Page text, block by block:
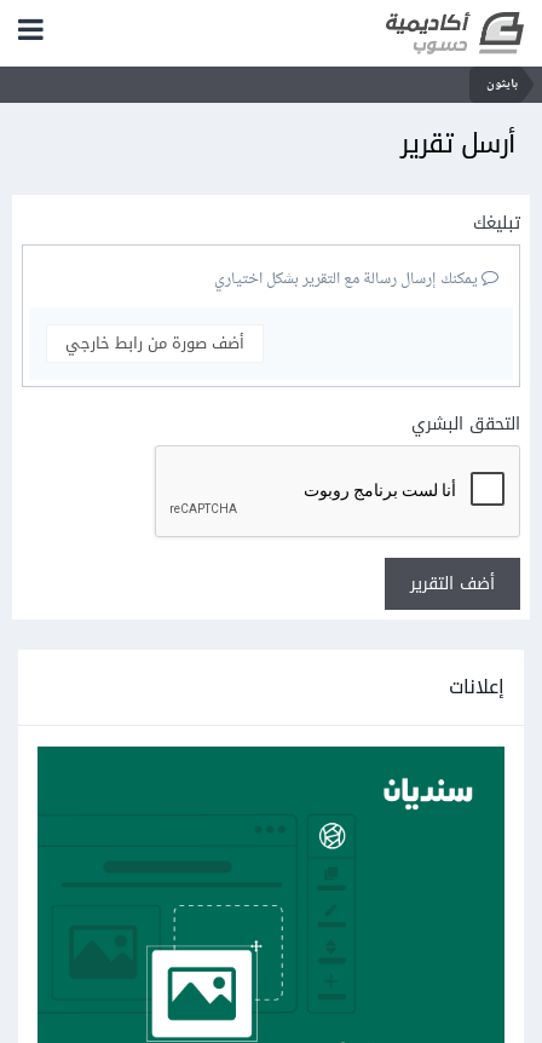
بايثون
أرسل تقرير
تبليغك
يمكنك إرسال رسالة مع التقرير بشكل اختياري
أضف صورة من رابط خارجي
التحقق البشري
أضف التقرير
إعلانات